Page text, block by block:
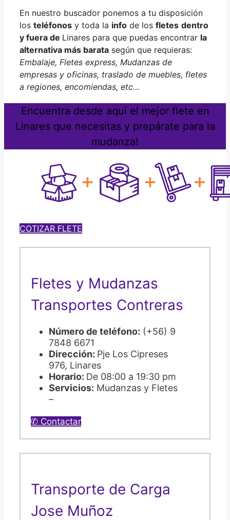
En nuestro buscador ponemos a tu disposición
los teléfonos y toda la info de los fletes dentro
y fuera de Linares para que puedas encontrar la
alternativa más barata según que requieras:
Embalaje, Fletes express, Mudanzas de
empresas y oficinas, traslado de muebles, fletes
a regiones, encomiendas, etc…
Encuentra desde aquí el mejor flete en
Linares que necesitas y prepárate para la
mudanza!
COTIZAR FLETE
Fletes y Mudanzas
Transportes Contreras
Número de teléfono: (+56) 9
7848 6671
Dirección: Pje Los Cipreses
976, Linares
Horario: De 08:00 a 19:30 pm
Servicios: Mudanzas y Fletes
–
✆ Contactar
Transporte de Carga
Jose Muñoz